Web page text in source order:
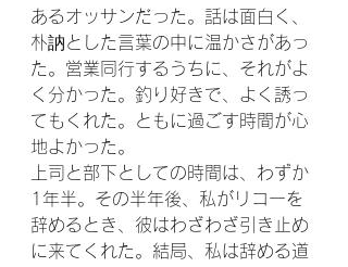
あるオッサンだった。話は面白く、
朴訥とした言葉の中に温かさがあっ
た。営業同行するうちに、それがよ
く分かった。釣り好きで、よく誘っ
てもくれた。ともに過ごす時間が心
地よかった。
上司と部下としての時間は、わずか
1年半。その半年後、私がリコーを
辞めるとき、彼はわざわざ引き止め
に来てくれた。結局、私は辞める道